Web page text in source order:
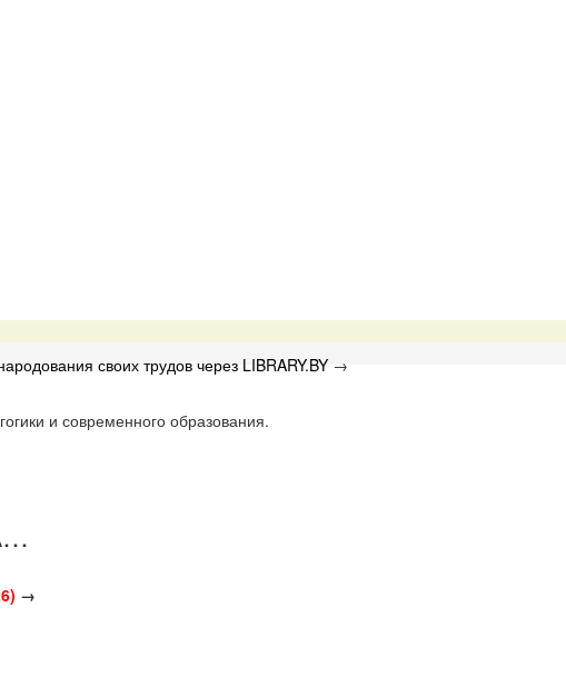
своих трудов через LIBRARY.BY →
и современного образования.
→